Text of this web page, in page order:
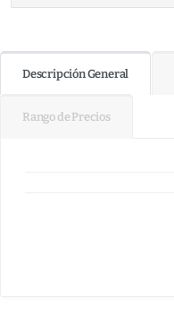
Descripción General
Rango de Precios